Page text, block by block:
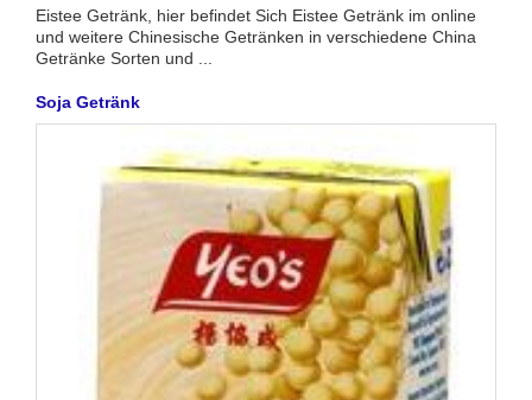
Eistee Getränk, hier befindet Sich Eistee Getränk im online
und weitere Chinesische Getränken in verschiedene China
Getränke Sorten und ...
Soja Getränk